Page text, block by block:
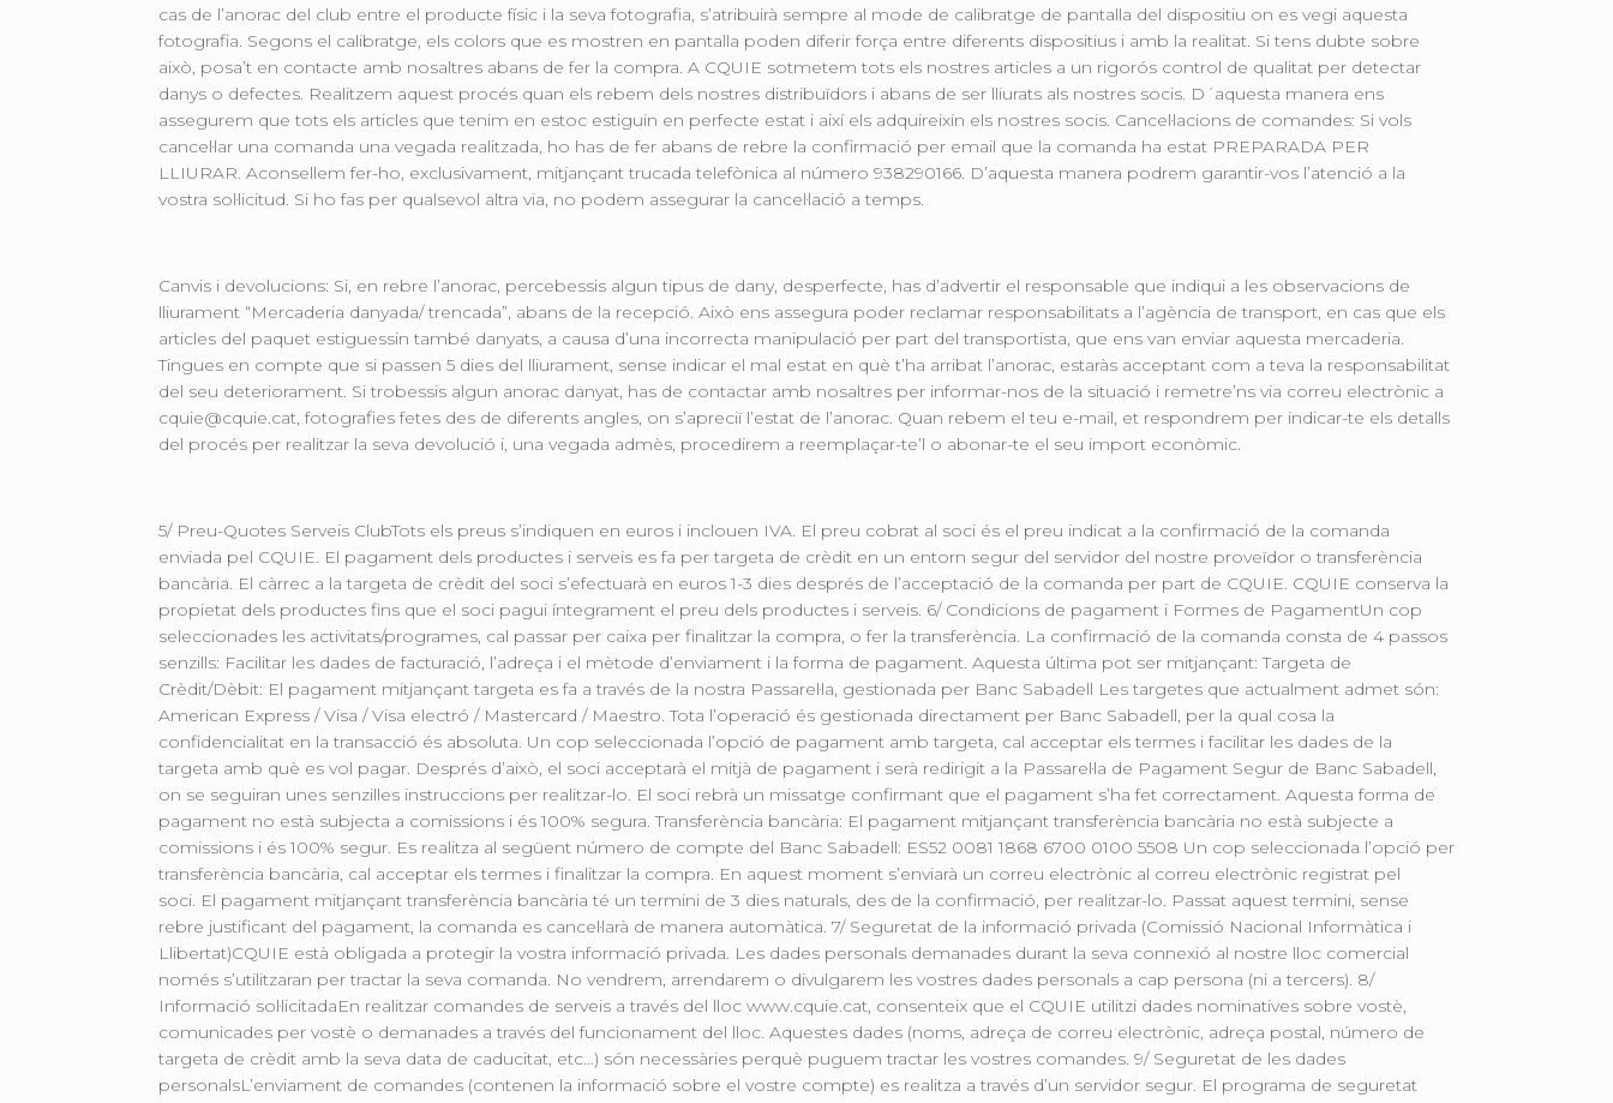
cas de l’anorac del club entre el producte físic i la seva fotografia, s’atribuirà sempre al mode de calibratge de pantalla del dispositiu on es vegi aquesta
fotografia. Segons el calibratge, els colors que es mostren en pantalla poden diferir força entre diferents dispositius i amb la realitat. Si tens dubte sobre
això, posa’t en contacte amb nosaltres abans de fer la compra. A CQUIE sotmetem tots els nostres articles a un rigorós control de qualitat per detectar
danys o defectes. Realitzem aquest procés quan els rebem dels nostres distribuïdors i abans de ser lliurats als nostres socis. D´aquesta manera ens
assegurem que tots els articles que tenim en estoc estiguin en perfecte estat i així els adquireixin els nostres socis. Cancel·lacions de comandes: Si vols
cancel·lar una comanda una vegada realitzada, ho has de fer abans de rebre la confirmació per email que la comanda ha estat PREPARADA PER
LLIURAR. Aconsellem fer-ho, exclusivament, mitjançant trucada telefònica al número 938290166. D’aquesta manera podrem garantir-vos l’atenció a la
vostra sol·licitud. Si ho fas per qualsevol altra via, no podem assegurar la cancel·lació a temps.
Canvis i devolucions: Si, en rebre l’anorac, percebessis algun tipus de dany, desperfecte, has d’advertir el responsable que indiqui a les observacions de
lliurament “Mercaderia danyada/ trencada”, abans de la recepció. Això ens assegura poder reclamar responsabilitats a l’agència de transport, en cas que els
articles del paquet estiguessin també danyats, a causa d’una incorrecta manipulació per part del transportista, que ens van enviar aquesta mercaderia.
Tingues en compte que si passen 5 dies del lliurament, sense indicar el mal estat en què t’ha arribat l’anorac, estaràs acceptant com a teva la responsabilitat
del seu deteriorament. Si trobessis algun anorac danyat, has de contactar amb nosaltres per informar-nos de la situació i remetre’ns via correu electrònic a
cquie@cquie.cat, fotografies fetes des de diferents angles, on s’apreciï l’estat de l’anorac. Quan rebem el teu e-mail, et respondrem per indicar-te els detalls
del procés per realitzar la seva devolució i, una vegada admès, procedirem a reemplaçar-te’l o abonar-te el seu import econòmic.
5/ Preu-Quotes Serveis ClubTots els preus s’indiquen en euros i inclouen IVA. El preu cobrat al soci és el preu indicat a la confirmació de la comanda
enviada pel CQUIE. El pagament dels productes i serveis es fa per targeta de crèdit en un entorn segur del servidor del nostre proveïdor o transferència
bancària. El càrrec a la targeta de crèdit del soci s’efectuarà en euros 1-3 dies després de l’acceptació de la comanda per part de CQUIE. CQUIE conserva la
propietat dels productes fins que el soci pagui íntegrament el preu dels productes i serveis. 6/ Condicions de pagament i Formes de PagamentUn cop
seleccionades les activitats/programes, cal passar per caixa per finalitzar la compra, o fer la transferència. La confirmació de la comanda consta de 4 passos
senzills: Facilitar les dades de facturació, l’adreça i el mètode d’enviament i la forma de pagament. Aquesta última pot ser mitjançant: Targeta de
Crèdit/Dèbit: El pagament mitjançant targeta es fa a través de la nostra Passarel·la, gestionada per Banc Sabadell Les targetes que actualment admet són:
American Express / Visa / Visa electró / Mastercard / Maestro. Tota l’operació és gestionada directament per Banc Sabadell, per la qual cosa la
confidencialitat en la transacció és absoluta. Un cop seleccionada l’opció de pagament amb targeta, cal acceptar els termes i facilitar les dades de la
targeta amb què es vol pagar. Després d’això, el soci acceptarà el mitjà de pagament i serà redirigit a la Passarel·la de Pagament Segur de Banc Sabadell,
on se seguiran unes senzilles instruccions per realitzar-lo. El soci rebrà un missatge confirmant que el pagament s’ha fet correctament. Aquesta forma de
pagament no està subjecta a comissions i és 100% segura. Transferència bancària: El pagament mitjançant transferència bancària no està subjecte a
comissions i és 100% segur. Es realitza al següent número de compte del Banc Sabadell: ES52 0081 1868 6700 0100 5508 Un cop seleccionada l’opció per
transferència bancària, cal acceptar els termes i finalitzar la compra. En aquest moment s’enviarà un correu electrònic al correu electrònic registrat pel
soci. El pagament mitjançant transferència bancària té un termini de 3 dies naturals, des de la confirmació, per realitzar-lo. Passat aquest termini, sense
rebre justificant del pagament, la comanda es cancel·larà de manera automàtica. 7/ Seguretat de la informació privada (Comissió Nacional Informàtica i
Llibertat)CQUIE està obligada a protegir la vostra informació privada. Les dades personals demanades durant la seva connexió al nostre lloc comercial
només s’utilitzaran per tractar la seva comanda. No vendrem, arrendarem o divulgarem les vostres dades personals a cap persona (ni a tercers). 8/
Informació sol·licitadaEn realitzar comandes de serveis a través del lloc www.cquie.cat, consenteix que el CQUIE utilitzi dades nominatives sobre vostè,
comunicades per vostè o demanades a través del funcionament del lloc. Aquestes dades (noms, adreça de correu electrònic, adreça postal, número de
targeta de crèdit amb la seva data de caducitat, etc…) són necessàries perquè puguem tractar les vostres comandes. 9/ Seguretat de les dades
personalsL’enviament de comandes (contenen la informació sobre el vostre compte) es realitza a través d’un servidor segur. El programa de seguretat